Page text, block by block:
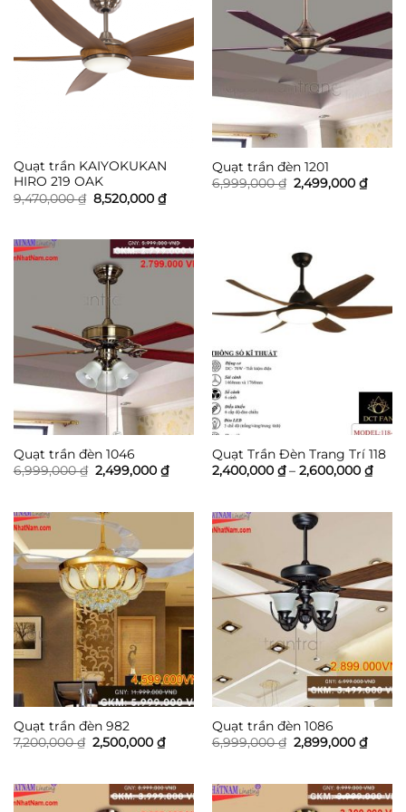
Quạt trần KAIYOKUKAN
HIRO 219 OAK
9,470,000₫ Giá
gốc
8,520,000 ₫Giá
hiện
8,520,000 ₫.
Quạt trần đèn 1201
6,999,000₫ Giá
gốc
2,499,000 ₫Giá
hiện
Quạt trần đèn 1046
6,999,000₫ Giá
gốc
2,499,000 ₫Giá
hiện
2,499,000 ₫.
Quạt Trần Đèn Trang Trí 118
2,400,000 ₫ – 2,600,000 ₫
giá:
đến
Quạt trần đèn 982
7,200,000₫ Giá
gốc
2,500,000 ₫Giá
hiện
2,500,000 ₫.
Quạt trần đèn 1086
6,999,000₫ Giá
gốc
2,899,000 ₫Giá
hiện